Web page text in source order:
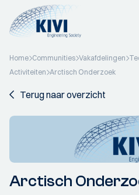
Home Communities Vakafdelingen
Activiteiten Arctisch Onderzoek
Terug naar overzicht
Arctisch